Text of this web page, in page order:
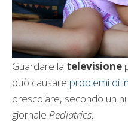
Guardare la televisione
può causare problemi di
prescolare, secondo un
giornale Pediatrics.